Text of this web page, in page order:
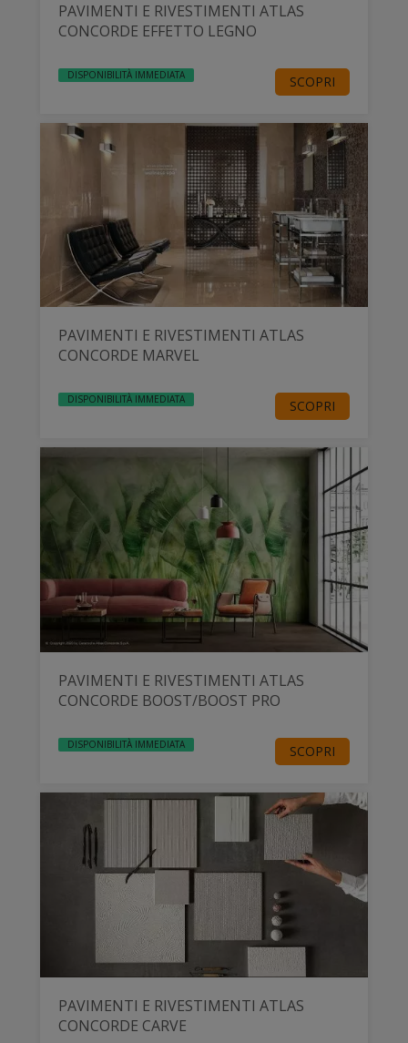
PAVIMENTI E RIVESTIMENTI ATLAS
CONCORDE EFFETTO LEGNO
DISPONIBILITÀ IMMEDIATA SCOPRI
PAVIMENTI E RIVESTIMENTI ATLAS
CONCORDE MARVEL
DISPONIBILITÀ IMMEDIATA SCOPRI
PAVIMENTI E RIVESTIMENTI ATLAS
CONCORDE BOOST/BOOST PRO
DISPONIBILITÀ IMMEDIATA SCOPRI
PAVIMENTI E RIVESTIMENTI ATLAS
CONCORDE CARVE